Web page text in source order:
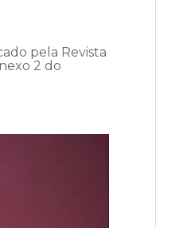
pela Revista
2 do